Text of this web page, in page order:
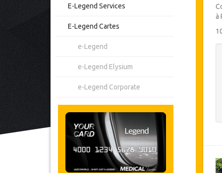
E-Legend Services
E-Legend Cartes
e-Legend
e-Legend Elysium
e-Legend Corporate
à